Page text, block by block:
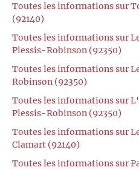
Toutes les informations sur
(92140)
Toutes les informations sur
Plessis-Robinson (92350)
Toutes les informations sur
Robinson (92350)
Toutes les informations sur
Plessis-Robinson (92350)
Toutes les informations sur
Clamart (92140)
Toutes les informations sur